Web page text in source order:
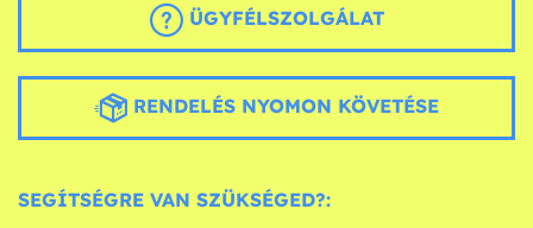
ÜGYFÉLSZOLGÁLAT
RENDELÉS NYOMON KÖVETÉSE
SEGÍTSÉGRE VAN SZÜKSÉGED?: